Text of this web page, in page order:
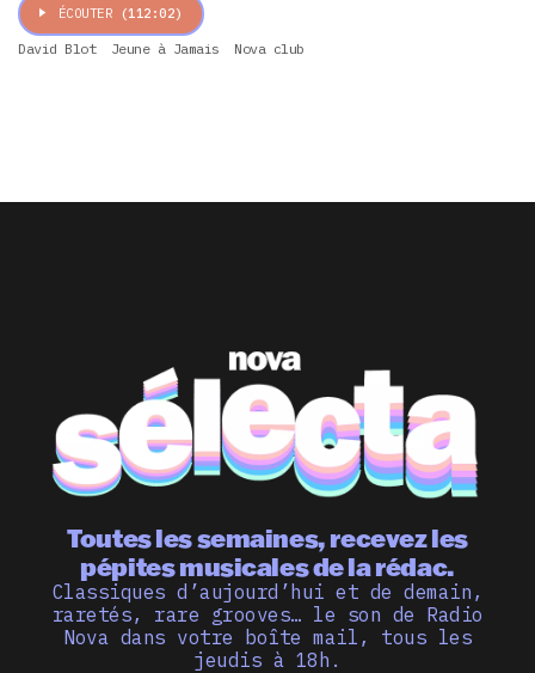
ÉCOUTER (112:02)
David Blot Jeune à Jamais Nova club
Toutes les semaines, recevez les
pépites musicales de la rédac.
Classiques d’aujourd’hui et de demain,
raretés, rare grooves… le son de Radio
Nova dans votre boîte mail, tous les
jeudis à 18h.